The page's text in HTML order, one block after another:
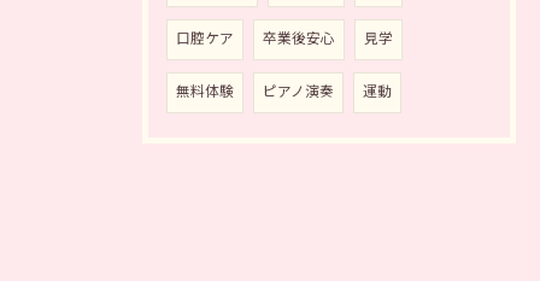
口腔ケア 卒業後安心 見学
無料体験 ピアノ演奏 運動